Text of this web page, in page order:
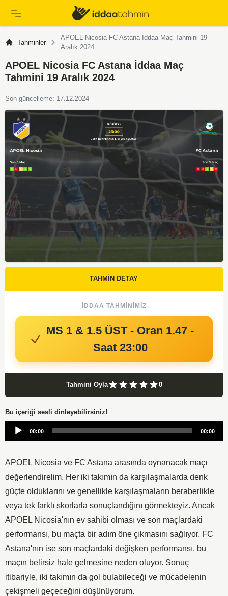
Tahminler
APOEL Nicosia FC Astana İddaa Maç Tahmini 19
Aralık 2024
APOEL Nicosia FC Astana İddaa Maç
Tahmini 19 Aralık 2024
Son güncelleme: 17.12.2024
TAHMİN DETAY
İDDAA TAHMINIMIZ
MS 1 & 1.5 ÜST - Oran 1.47 -
Saat 23:00
Tahmini Oyla 0
Bu içeriği sesli dinleyebilirsiniz!
Audio
00:00 00:00
APOEL Nicosia ve FC Astana arasında oynanacak maçı
değerlendirelim. Her iki takımın da karşılaşmalarda denk
güçte olduklarını ve genellikle karşılaşmaların beraberlikle
veya tek farklı skorlarla sonuçlandığını görmekteyiz. Ancak
APOEL Nicosia'nın ev sahibi olması ve son maçlardaki
performansı, bu maçta bir adım öne çıkmasını sağlıyor. FC
Astana'nın ise son maçlardaki değişken performansı, bu
maçın belirsiz hale gelmesine neden oluyor. Sonuç
itibariyle, iki takımın da gol bulabileceği ve mücadelenin
çekişmeli geçeceğini düşünüyorum.